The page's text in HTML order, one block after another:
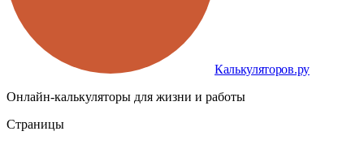
Калькуляторов.ру
Онлайн-калькуляторы для жизни и работы
Страницы